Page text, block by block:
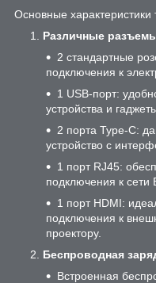
Основные характеристики
Различные
2 стандартные
подключения к
1 USB-порт:
устройства и
2 порта Type-C:
устройство с
1 порт RJ45:
подключения к сети
1 порт HDMI:
подключения к
проектору.
Беспроводная
Встроенная